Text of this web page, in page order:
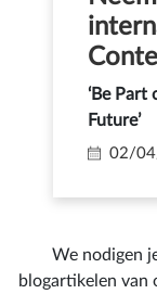
‘Be
Future’
02/
We nodigen
blogartikelen van